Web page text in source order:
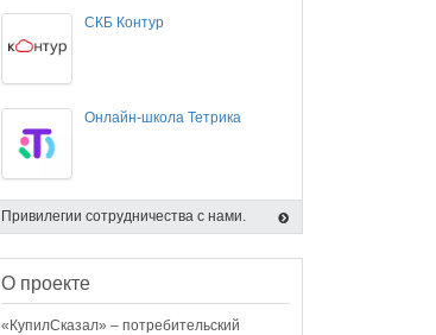
СКБ Контур
Онлайн-школа Тетрика
Привилегии сотрудничества с нами.
О проекте
«КупилСказал» – потребительский